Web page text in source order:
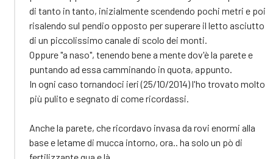
di tanto in tanto, inizialmente scendendo pochi metri e poi
risalendo sul pendio opposto per superare il letto asciutto
di un piccolissimo canale di scolo dei monti.
Oppure "a naso", tenendo bene a mente dov'è la parete e
puntando ad essa camminando in quota, appunto.
In ogni caso tornandoci ieri (25/10/2014) l'ho trovato molto
più pulito e segnato di come ricordassi.
Anche la parete, che ricordavo invasa da rovi enormi alla
base e letame di mucca intorno, ora.. ha solo un pò di
fertilizzante qua e là.